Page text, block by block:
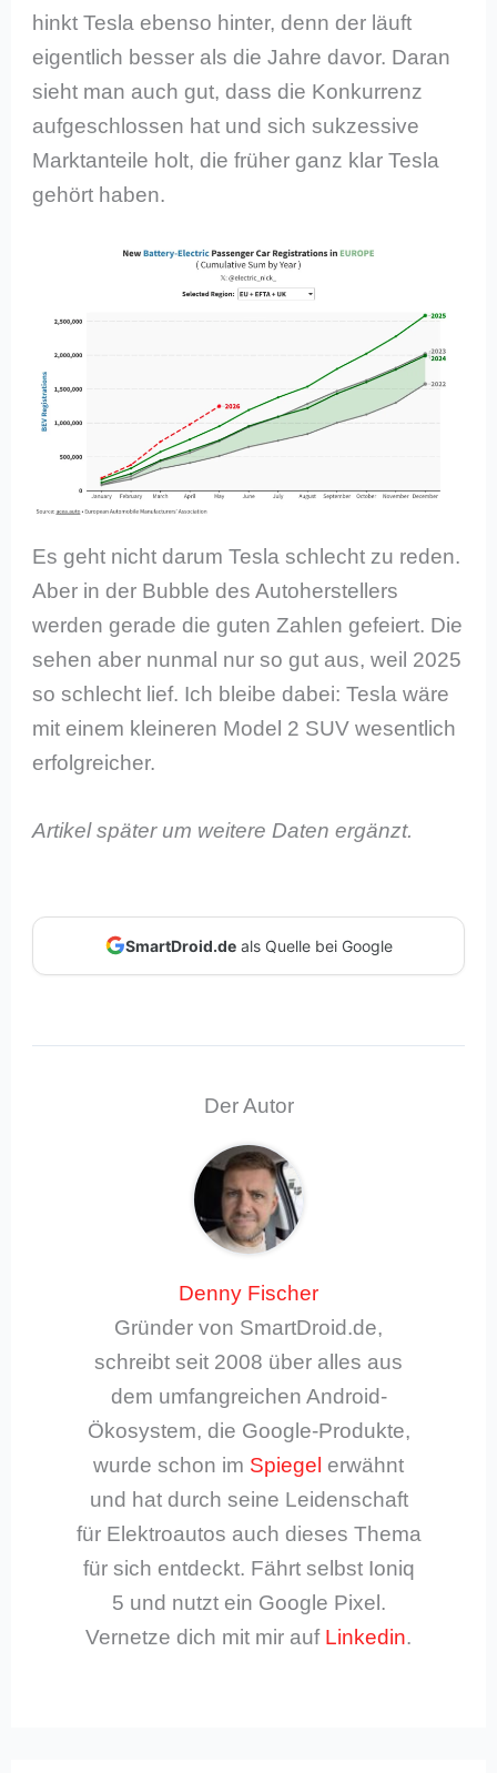
hinkt Tesla ebenso hinter, denn der läuft
eigentlich besser als die Jahre davor. Daran
sieht man auch gut, dass die Konkurrenz
aufgeschlossen hat und sich sukzessive
Marktanteile holt, die früher ganz klar Tesla
gehört haben.
Es geht nicht darum Tesla schlecht zu reden.
Aber in der Bubble des Autoherstellers
werden gerade die guten Zahlen gefeiert. Die
sehen aber nunmal nur so gut aus, weil 2025
so schlecht lief. Ich bleibe dabei: Tesla wäre
mit einem kleineren Model 2 SUV wesentlich
erfolgreicher.
Artikel später um weitere Daten ergänzt.
SmartDroid.deals Quelle bei Google
Der Autor
Denny Fischer
Gründer von SmartDroid.de,
schreibt seit 2008 über alles aus
dem umfangreichen Android-
Ökosystem, die Google-Produkte,
wurde schon im Spiegel erwähnt
und hat durch seine Leidenschaft
für Elektroautos auch dieses Thema
für sich entdeckt. Fährt selbst Ioniq
5 und nutzt ein Google Pixel.
Vernetze dich mit mir auf Linkedin.